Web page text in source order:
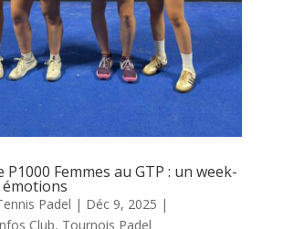
Femmes au GTP : un week-
Padel | Déc 9, 2025 |
Club, Tournois Padel